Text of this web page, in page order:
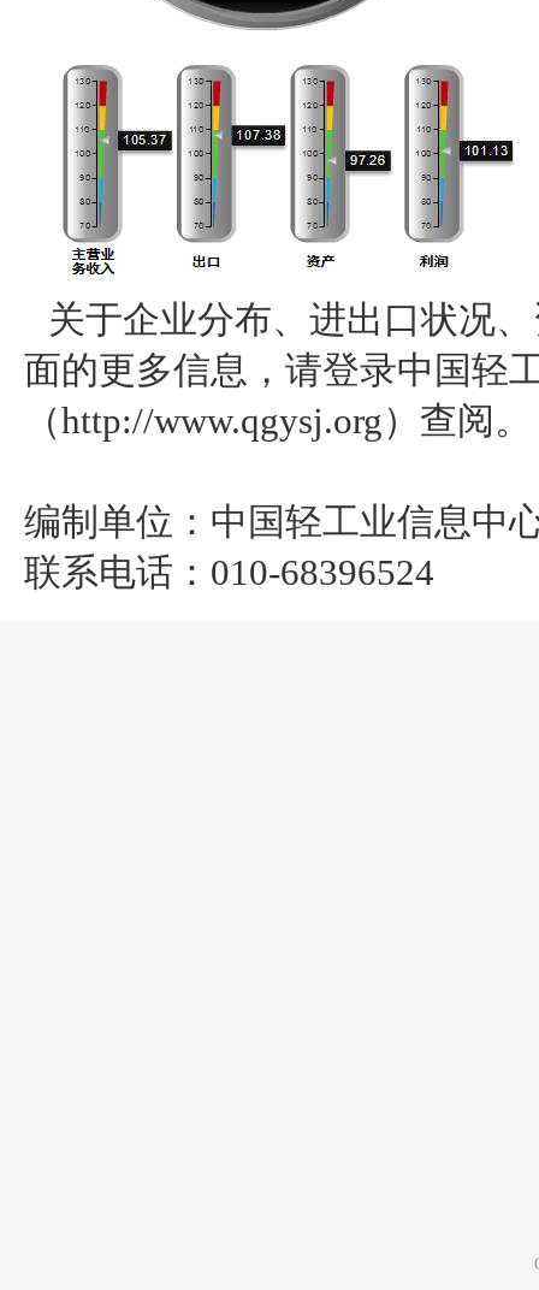
关于企业分布、进出口状况
面的更多信息，请登录中国轻
（http://www.qgysj.org）查阅。
编制单位：中国轻工业信息中
联系电话：010-68396524